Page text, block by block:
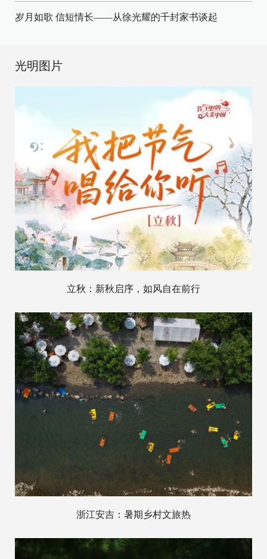
岁月如歌 信短情长——从徐光耀的千封家书谈起
光明图片
立秋：新秋启序，如风自在前行
浙江安吉：暑期乡村文旅热